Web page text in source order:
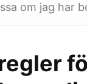
om jag har